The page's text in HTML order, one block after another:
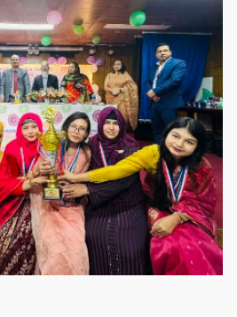
গৌরবের মুহূর্ত
গৌরবের মুহূর্ত